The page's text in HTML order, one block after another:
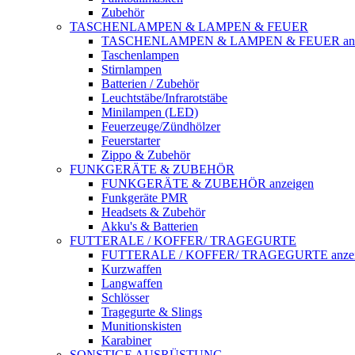
Zubehör
TASCHENLAMPEN & LAMPEN & FEUER
TASCHENLAMPEN & LAMPEN & FEUER
Taschenlampen
Stirnlampen
Batterien / Zubehör
Leuchtstäbe/Infrarotstäbe
Minilampen (LED)
Feuerzeuge/Zündhölzer
Feuerstarter
Zippo & Zubehör
FUNKGERÄTE & ZUBEHÖR
FUNKGERÄTE & ZUBEHÖR anzeigen
Funkgeräte PMR
Headsets & Zubehör
Akku's & Batterien
FUTTERALE / KOFFER/ TRAGEGURTE
FUTTERALE / KOFFER/ TRAGEGURTE
Kurzwaffen
Langwaffen
Schlösser
Tragegurte & Slings
Munitionskisten
Karabiner